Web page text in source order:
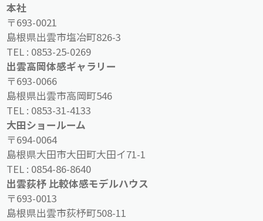
本社
〒693-0021
島根県出雲市塩冶町826-3
TEL : 0853-25-0269
出雲高岡体感ギャラリー
〒693-0066
島根県出雲市高岡町546
TEL : 0853-31-4133
大田ショールーム
〒694-0064
島根県大田市大田町大田イ71-1
TEL : 0854-86-8640
出雲荻杼 比較体感モデルハウス
〒693-0013
島根県出雲市荻杼町508-11